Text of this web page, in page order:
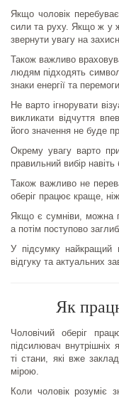
Якщо чоловік
сили та руху. Якщо ж у
звернути увагу на
Також важливо
людям підходять
знаки енергії та
Не варто ігнорувати
викликати відчуття
його значення не буде
Окрему увагу варто
правильний вибір навіть
Також важливо не
оберіг працює краще,
Якщо є сумніви, можна
а потім поступово
У підсумку найкращий
відгуку та актуальних
Як
Чоловічий оберіг
підсилювач внутрішніх
ті стани, які вже
мірою.
Коли чоловік розуміє